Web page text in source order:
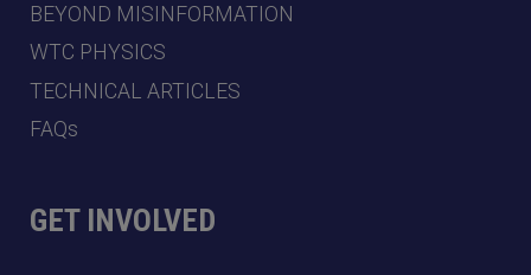
BEYOND MISINFORMATION
WTC PHYSICS
TECHNICAL ARTICLES
FAQs
GET INVOLVED